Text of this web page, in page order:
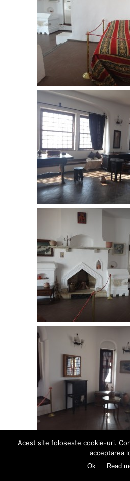
Acest site foloseste cookie-uri.
acceptarea
Ok Read